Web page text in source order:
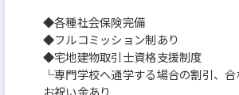
◆各種社会保険完備
◆フルコミッション制あり
◆宅地建物取引士資格支援制度
└専門学校へ通学する場合の割引、
お祝い金あり